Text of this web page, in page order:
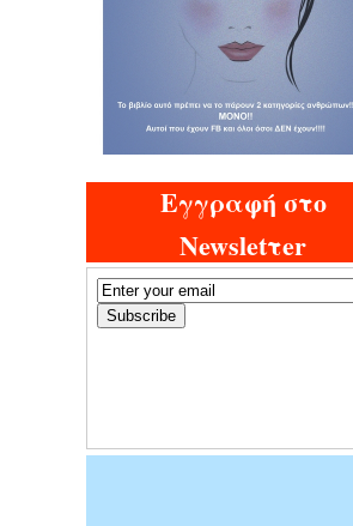
Εγγραφή στο
Newsletτer